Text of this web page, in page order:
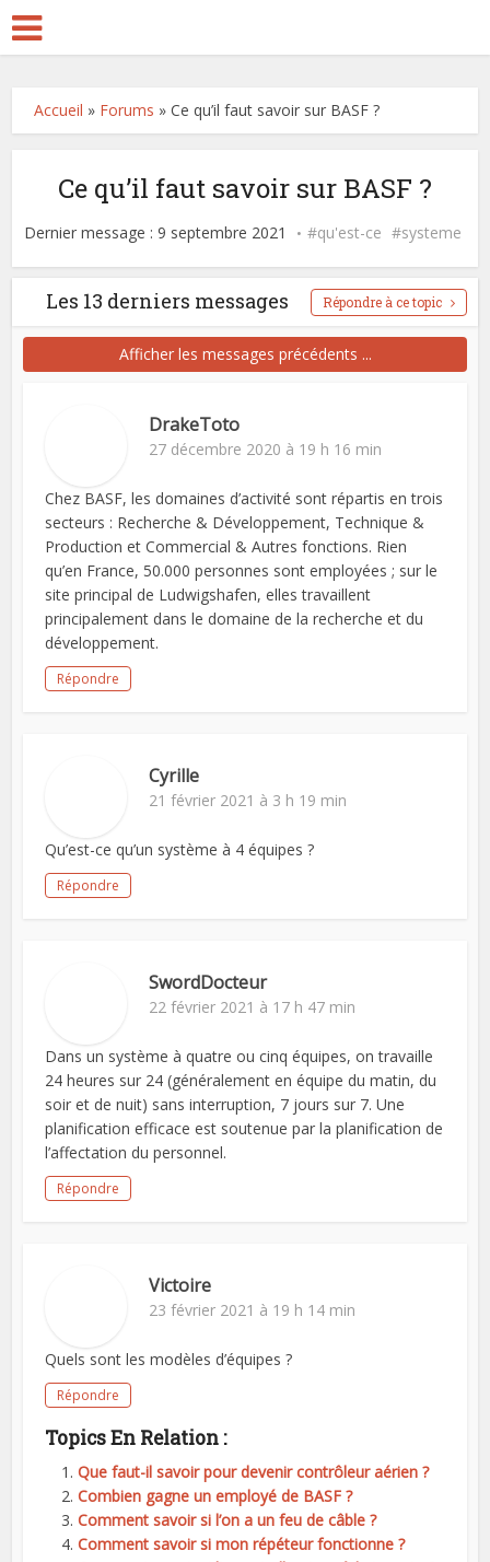
Accueil » Forums »Ce qu’il faut savoir sur BASF ?
Ce qu’il faut savoir sur BASF ?
Dernier message : 9 septembre 2021 qu'est-ce systeme
Les 13 derniers messages Répondre à ce topic
Afficher les messages précédents ...
DrakeToto
27 décembre 2020 à 19 h 16 min
Chez BASF, les domaines d’activité sont répartis en trois
secteurs : Recherche & Développement, Technique &
Production et Commercial & Autres fonctions. Rien
qu’en France, 50.000 personnes sont employées ; sur le
site principal de Ludwigshafen, elles travaillent
principalement dans le domaine de la recherche et du
développement.
Répondre
Cyrille
21 février 2021 à 3 h 19 min
Qu’est-ce qu’un système à 4 équipes ?
Répondre
SwordDocteur
22 février 2021 à 17 h 47 min
Dans un système à quatre ou cinq équipes, on travaille
24 heures sur 24 (généralement en équipe du matin, du
soir et de nuit) sans interruption, 7 jours sur 7. Une
planification efficace est soutenue par la planification de
l’affectation du personnel.
Répondre
Victoire
23 février 2021 à 19 h 14 min
Quels sont les modèles d’équipes ?
Répondre
Topics En Relation :
Que faut-il savoir pour devenir contrôleur aérien ?
Combien gagne un employé de BASF ?
Comment savoir si l’on a un feu de câble ?
Comment savoir si mon répéteur fonctionne ?